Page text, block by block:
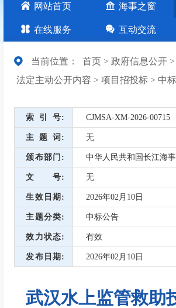
网站首页 海事之窗
在线服务 互动交流
当前位置： 首页 > 政府信息公开 >
法定主动公开内容 > 项目招投标 > 中
索引号 CJMSA-XM-2026-00715
主题词 无
颁布部门 中华人民共和国长江海
文号 无
生效日期 2026年02月10日
主题分类 中标公告
效力状态 有效
发布日期 2026年02月10日
武汉水上监管救助